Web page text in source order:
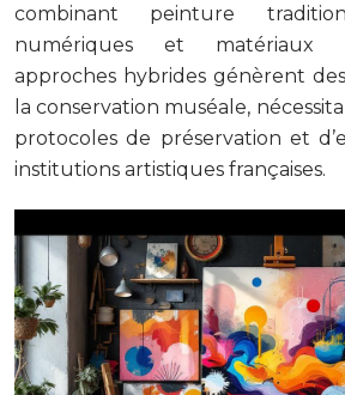
combinant peinture
numériques et matériaux
approches hybrides génèrent
la conservation muséale,
protocoles de préservation et
institutions artistiques françaises.